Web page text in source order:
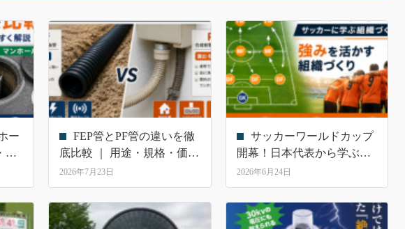
ー
役
FEP管とPF管の違いを徹
底比較 ｜ 用途・規格・価
格・施工から選ぶ 電線管
選定ガイド
2026年7月23日
サッカーワールドカップ
開幕！日本代表から学ぶチ
ームワークと組織力の大切
さ
2026年6月24日